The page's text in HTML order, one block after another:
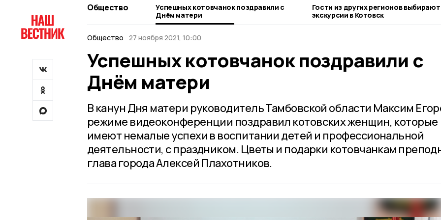
Общество
Успешных котовчанок поздравили с
Днём матери
Гости из других регионов выбирают
экскурсии в Котовск
Общество
27 ноября 2021, 10:00
Успешных котовчанок поздравили с
Днём матери
В канун Дня матери руководитель Тамбовской области Максим
режиме видеоконференции поздравил котовских женщин, которые
имеют немалые успехи в воспитании детей и профессиональной
деятельности, с праздником. Цветы и подарки котовчанкам
глава города Алексей Плахотников.